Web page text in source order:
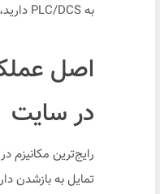
به PLC/DCS دارید، باید از
در سایت
رایج‌ترین مکانیزم
تمایل به بازشدن